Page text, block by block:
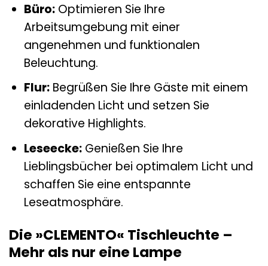
Büro:Optimieren Sie Ihre
Arbeitsumgebung mit einer
angenehmen und funktionalen
Beleuchtung.
Flur:Begrüßen Sie Ihre Gäste mit einem
einladenden Licht und setzen Sie
dekorative Highlights.
Leseecke:Genießen Sie Ihre
Lieblingsbücher bei optimalem Licht und
schaffen Sie eine entspannte
Leseatmosphäre.
Die »CLEMENTO« Tischleuchte –
Mehr als nur eine Lampe